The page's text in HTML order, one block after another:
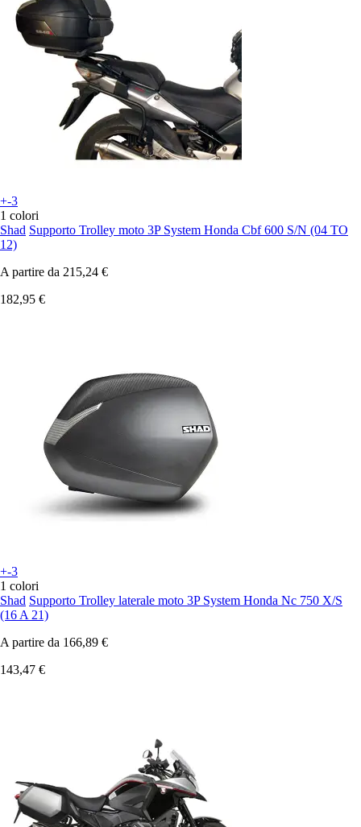
+-3
1 colori
Shad Supporto Trolley moto 3P System Honda Cbf 600 S/N (04 TO
12)
A partire da 215,24 €
182,95 €
+-3
1 colori
Shad Supporto Trolley laterale moto 3P System Honda Nc 750 X/S
(16 A 21)
A partire da 166,89 €
143,47 €